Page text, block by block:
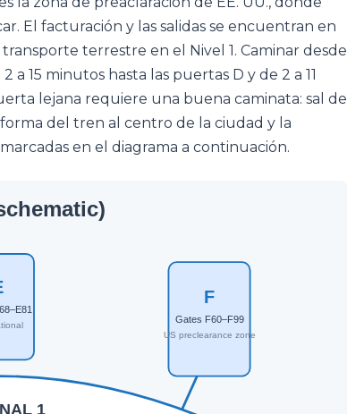
El facturación y las salidas se encuentran en
terrestre en el Nivel 1. Caminar desde
15 minutos hasta las puertas D y de 2 a 11
lejana requiere una buena caminata: sal de
del tren al centro de la ciudad y la
en el diagrama a continuación.